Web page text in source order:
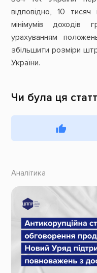
відповідно, 10
мінімумів
урахуванням
збільшити розміри
України.
Чи була ця
Аналітика